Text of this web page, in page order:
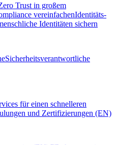
Trust in großem
vereinfachenIdentitäts-
Identitäten sichern
Sicherheitsverantwortliche
für einen schnelleren
und Zertifizierungen (EN)